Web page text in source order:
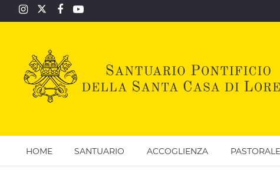
HOME SANTUARIO ACCOGLIENZA PASTORALE